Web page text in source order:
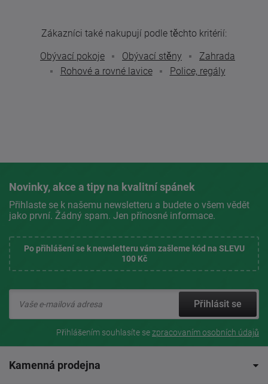
Zákazníci také nakupují podle těchto kritérií:
Obývací pokoje
Obývací stěny
Zahrada
Rohové a rovné lavice
Police, regály
Novinky, akce a tipy na kvalitní spánek
Přihlaste se k našemu newsletteru a budete o všem vědět
jako první. Žádný spam. Jen přínosné informace.
Po přihlášení se k newsletteru vám zašleme kód na SLEVU
100 Kč
Přihlásit se
Přihlášením souhlasíte sezpracovaním osobních údajů
Kamenná prodejna